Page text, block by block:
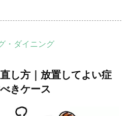
・ダイニング
し方｜放置してよい症
きケース